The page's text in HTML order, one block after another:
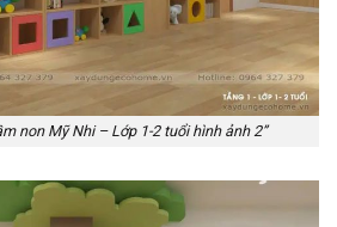
non Mỹ Nhi – Lớp 1-2 tuổi hình ảnh 2”